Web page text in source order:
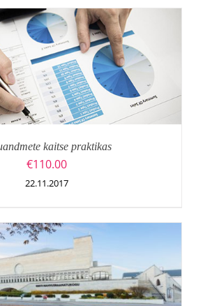
kaitse praktikas
€110.00
22.11.2017